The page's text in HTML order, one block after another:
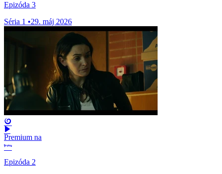
Epizóda 3
Séria 1 •29. máj 2026
Premium na
Epizóda 2